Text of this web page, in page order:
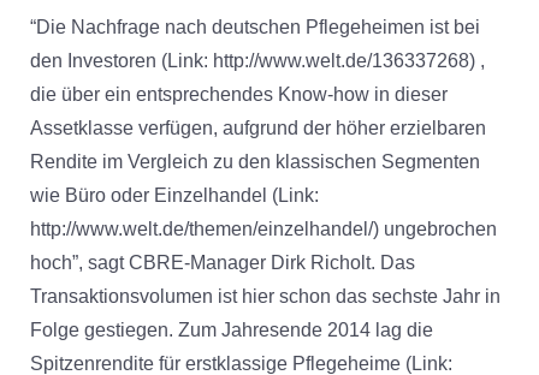
“Die Nachfrage nach deutschen Pflegeheimen ist bei
den Investoren (Link: http://www.welt.de/136337268) ,
die über ein entsprechendes Know-how in dieser
Assetklasse verfügen, aufgrund der höher erzielbaren
Rendite im Vergleich zu den klassischen Segmenten
wie Büro oder Einzelhandel (Link:
http://www.welt.de/themen/einzelhandel/) ungebrochen
hoch”, sagt CBRE-Manager Dirk Richolt. Das
Transaktionsvolumen ist hier schon das sechste Jahr in
Folge gestiegen. Zum Jahresende 2014 lag die
Spitzenrendite für erstklassige Pflegeheime (Link: